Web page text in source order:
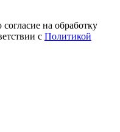
на обработку
с Политикой